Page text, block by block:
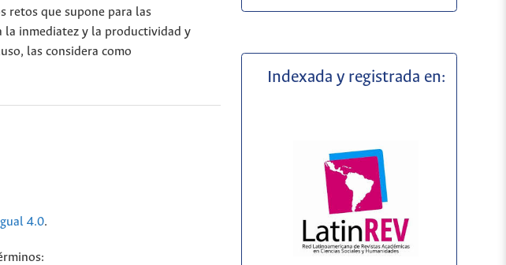
retos que supone para las
la inmediatez y la productividad y
las considera como
4.0.
Indexada y registrada en: